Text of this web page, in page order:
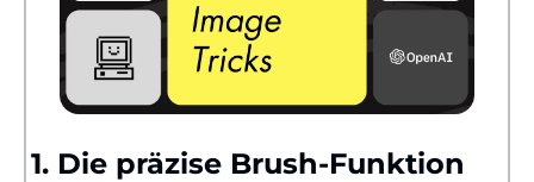
1. Die präzise Brush-Funktion